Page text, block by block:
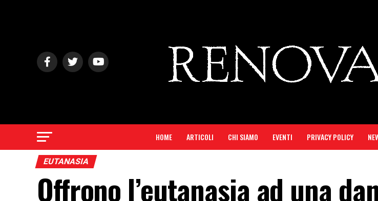
HOME ARTICOLI CHI SIAMO EVENTI PRIVACY POLICY
EUTANASIA
Offrono l’eutanasia ad una